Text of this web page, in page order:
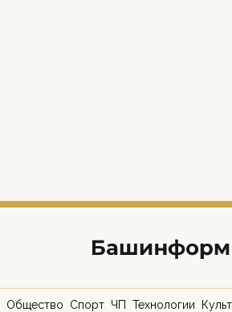
Общество Спорт ЧП Технологии